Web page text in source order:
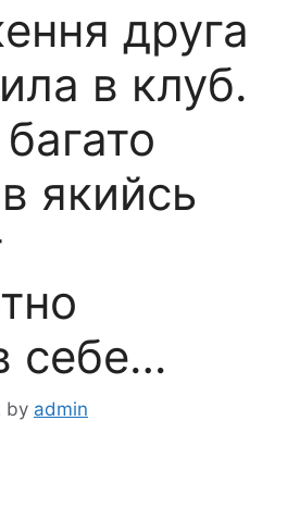
друга
в клуб.
якийсь
себе…
by admin